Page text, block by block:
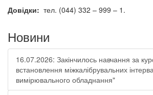
Довідки: тел. (044) 332 – 999 – 1.
Новини
16.07.2026: Закінчилось навчання за
встановлення міжкалібрувальних
вимірювального обладнання"